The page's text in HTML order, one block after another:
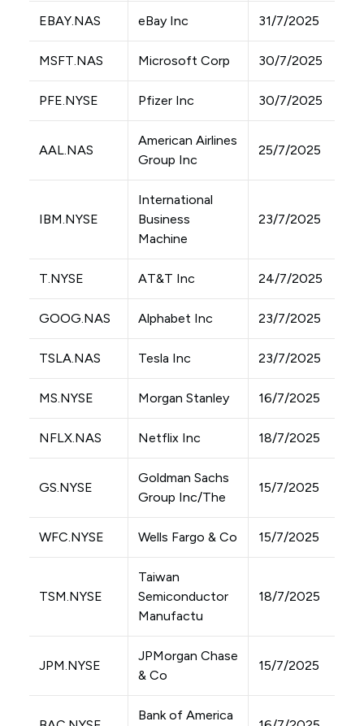
EBAY.NAS eBay Inc 31/7/2025
MSFT.NAS Microsoft Corp 30/7/2025
PFE.NYSE Pfizer Inc 30/7/2025
AAL.NAS
American Airlines
Group Inc
25/7/2025
IBM.NYSE
International
Business
Machine
23/7/2025
T.NYSE AT&T Inc 24/7/2025
GOOG.NAS Alphabet Inc 23/7/2025
TSLA.NAS Tesla Inc 23/7/2025
MS.NYSE Morgan Stanley 16/7/2025
NFLX.NAS Netflix Inc 18/7/2025
GS.NYSE
Goldman Sachs
Group Inc/The
15/7/2025
WFC.NYSE Wells Fargo & Co 15/7/2025
TSM.NYSE
Taiwan
Semiconductor
Manufactu
18/7/2025
JPM.NYSE
JPMorgan Chase
& Co
15/7/2025
Bank of America